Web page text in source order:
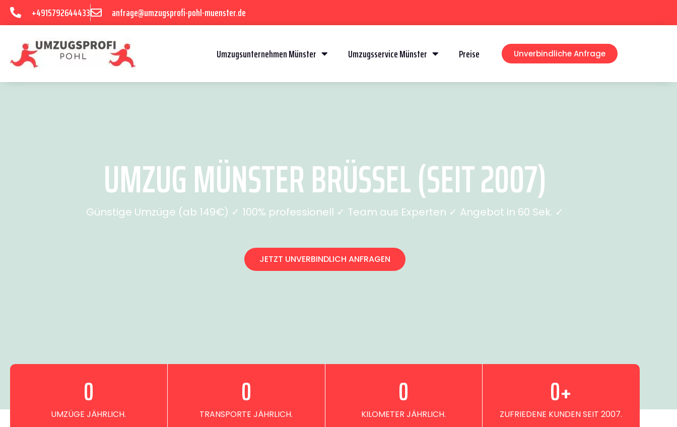
+4915792644433 anfrage@umzugsprofi-pohl-muenster.de
Umzugsunternehmen Münster Umzugsservice Münster Preise Unverbindliche Anfrage
UMZUG MÜNSTER BRÜSSEL (SEIT 2007)
Günstige Umzüge (ab 149€) ✓ 100% professionell ✓ Team aus Experten ✓ Angebot in 60 Sek. ✓
JETZT UNVERBINDLICH ANFRAGEN
UMZÜGE JÄHRLICH.
0
TRANSPORTE JÄHRLICH.
0
KILOMETER JÄHRLICH.
0
ZUFRIEDENE KUNDEN SEIT 2007.
0+